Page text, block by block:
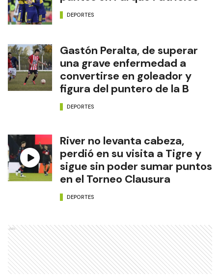
DEPORTES
Gastón Peralta, de superar
una grave enfermedad a
convertirse en goleador y
figura del puntero de la B
DEPORTES
River no levanta cabeza,
perdió en su visita a Tigre y
sigue sin poder sumar puntos
en el Torneo Clausura
DEPORTES
Ads